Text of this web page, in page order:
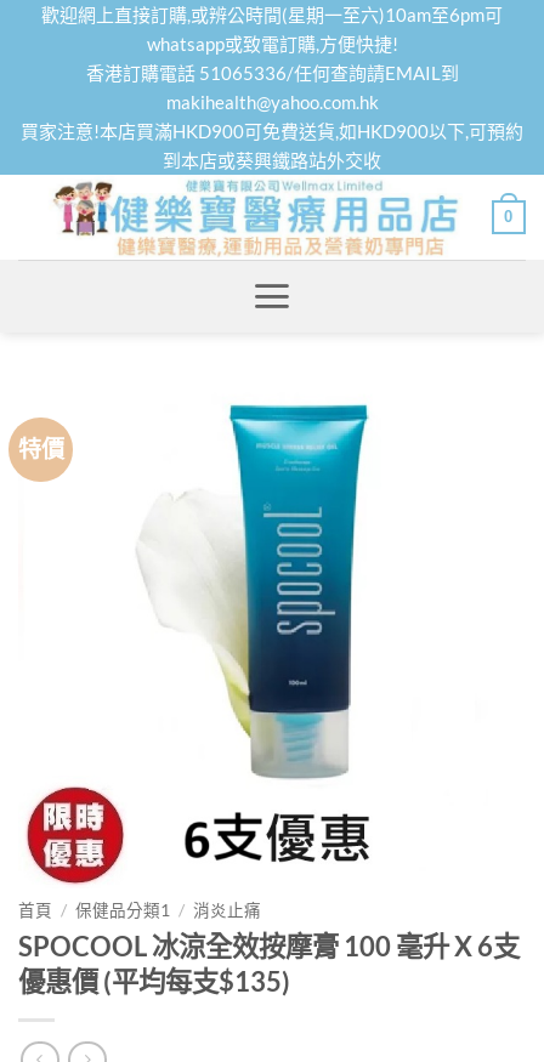
歡迎網上直接訂購,或辨公時間(星期一至六)10am至6pm可
whatsapp或致電訂購,方便快捷!
香港訂購電話 51065336/任何查詢請EMAIL到
makihealth@yahoo.com.hk
買家注意!本店買滿HKD900可免費送貨,如HKD900以下,可預約
到本店或葵興鐵路站外交收
0
特價
首頁 / 保健品分類1 / 消炎止痛
SPOCOOL 冰涼全效按摩膏 100 毫升 X 6支
優惠價 (平均每支$135)